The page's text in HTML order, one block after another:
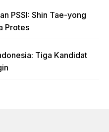
PSSI: Shin Tae-yong
Protes
Tiga Kandidat